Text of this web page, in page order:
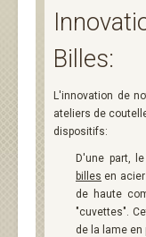
Billes:
L'innovation de
ateliers de
dispositifs:
D'une part,
billes en
de haute
"cuvettes".
de la lame